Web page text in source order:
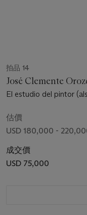
拍品 14
José Clemente
El estudio del pintor
估價
USD 180,000 -
成交價
USD 75,000